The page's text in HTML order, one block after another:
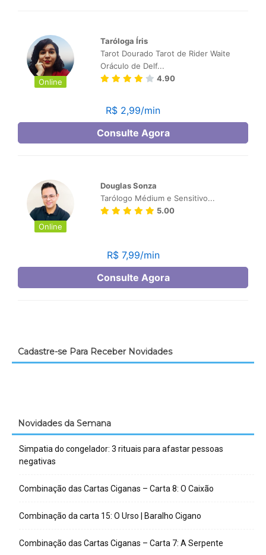
Cadastre-se Para Receber Novidades
Novidades da Semana
Simpatia do congelador: 3 rituais para afastar pessoas
negativas
Combinação das Cartas Ciganas – Carta 8: O Caixão
Combinação da carta 15: O Urso | Baralho Cigano
Combinação das Cartas Ciganas – Carta 7: A Serpente